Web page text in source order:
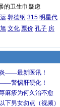
的卫生巾疑虑
郭德纲 315 明星代
文化 票价 孔子 房